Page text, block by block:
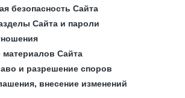
безопасность Сайта
Сайта и пароли
Сайта
и разрешение споров
внесение изменений